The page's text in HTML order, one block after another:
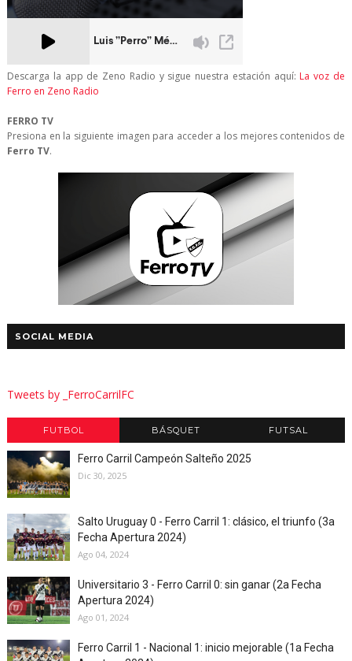
Descarga la app de Zeno Radio y sigue nuestra estación aquí: La voz de
Ferro en Zeno Radio
FERRO TV
Presiona en la siguiente imagen para acceder a los mejores contenidos de
Ferro TV.
SOCIAL MEDIA
Tweets by _FerroCarrilFC
FUTBOL BÁSQUET FUTSAL
Ferro Carril Campeón Salteño 2025
Dic 30, 2025
Salto Uruguay 0 - Ferro Carril 1: clásico, el triunfo (3a
Fecha Apertura 2024)
Ago 04, 2024
Universitario 3 - Ferro Carril 0: sin ganar (2a Fecha
Apertura 2024)
Ago 01, 2024
Ferro Carril 1 - Nacional 1: inicio mejorable (1a Fecha